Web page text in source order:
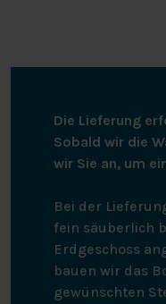
Massenbilanzsystem
Die Lieferung
Sobald wir die
wir Sie an, um
Bei der
fein säuberlich
Erdgeschoss
bauen wir das
gewünschten